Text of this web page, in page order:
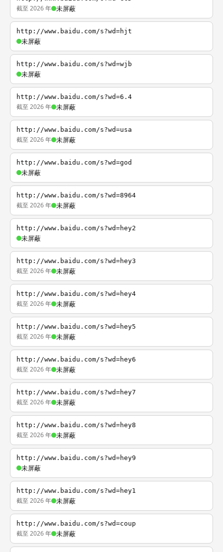
截至 2026 年 未屏蔽
http://www.baidu.com/s?wd=hjt
未屏蔽
http://www.baidu.com/s?wd=wjb
未屏蔽
http://www.baidu.com/s?wd=6.4
截至 2026 年 未屏蔽
http://www.baidu.com/s?wd=usa
截至 2026 年 未屏蔽
http://www.baidu.com/s?wd=god
未屏蔽
http://www.baidu.com/s?wd=8964
截至 2026 年 未屏蔽
http://www.baidu.com/s?wd=hey2
未屏蔽
http://www.baidu.com/s?wd=hey3
截至 2026 年 未屏蔽
http://www.baidu.com/s?wd=hey4
截至 2026 年 未屏蔽
http://www.baidu.com/s?wd=hey5
截至 2026 年 未屏蔽
http://www.baidu.com/s?wd=hey6
截至 2026 年 未屏蔽
http://www.baidu.com/s?wd=hey7
截至 2026 年 未屏蔽
http://www.baidu.com/s?wd=hey8
截至 2026 年 未屏蔽
http://www.baidu.com/s?wd=hey9
未屏蔽
http://www.baidu.com/s?wd=hey1
截至 2026 年 未屏蔽
http://www.baidu.com/s?wd=coup
截至 2026 年 未屏蔽